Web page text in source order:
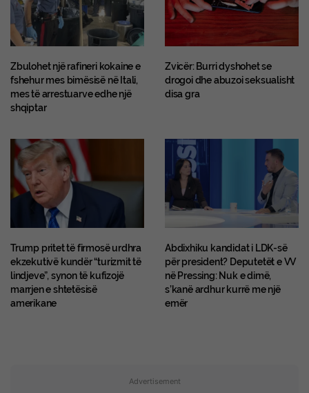
Zbulohet një rafineri kokaine e
fshehur mes bimësisë në Itali,
mes të arrestuarve edhe një
shqiptar
Zvicër: Burri dyshohet se
drogoi dhe abuzoi seksualisht
disa gra
Trump pritet të firmosë urdhra
ekzekutivë kundër “turizmit të
lindjeve”, synon të kufizojë
marrjen e shtetësisë
amerikane
Abdixhiku kandidat i LDK-së
për president? Deputetët e VV
në Pressing: Nuk e dimë,
s’kanë ardhur kurrë me një
emër
Advertisement